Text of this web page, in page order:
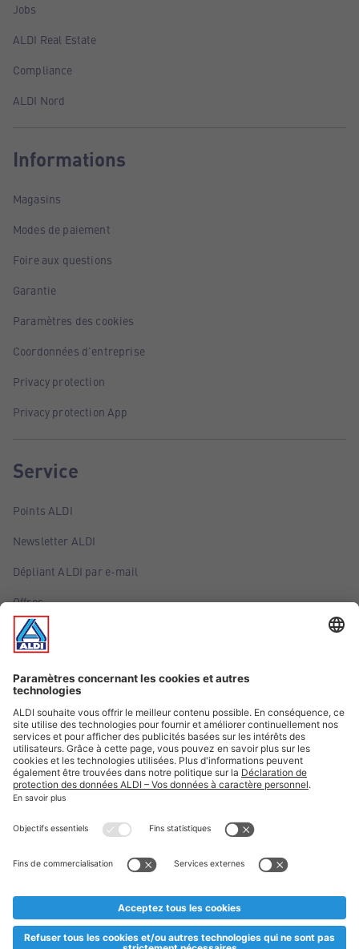
Jobs
ALDI Real Estate
Compliance
ALDI Nord
Informations
Magasins
Modes de paiement
Foire aux questions
Garantie
Paramètres des cookies
Coordonnées d'entreprise
Privacy protection
Privacy protection App
Service
Points ALDI
Newsletter ALDI
Dépliant ALDI par e-mail
Offres
Infos essentielles
Suivez ALDI Luxembourg
Textes marqués d'un astérisque et mentions légales
esoulaang bis de Stock eidel ass. Mir soen Iech Merci fir Äert
Planifikatioun ausverkaaft sollte sinn. De VALORLUX-Präis an
** Op dësem Site huet d'Benotze vun der männlecher Form eng
besser Liesbarkeet am Sënn an huet keng diskriminéierend